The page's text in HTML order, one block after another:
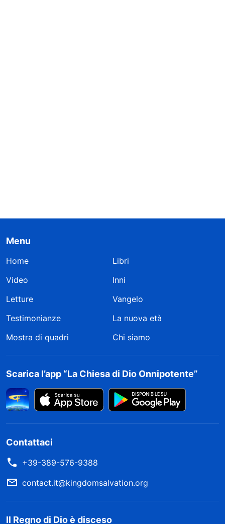
Menu
Home
Libri
Video
Inni
Letture
Vangelo
Testimonianze
La nuova età
Mostra di quadri
Chi siamo
Scarica l’app “La Chiesa di Dio Onnipotente”
Contattaci
+39-389-576-9388
contact.it@kingdomsalvation.org
Il Regno di Dio è disceso